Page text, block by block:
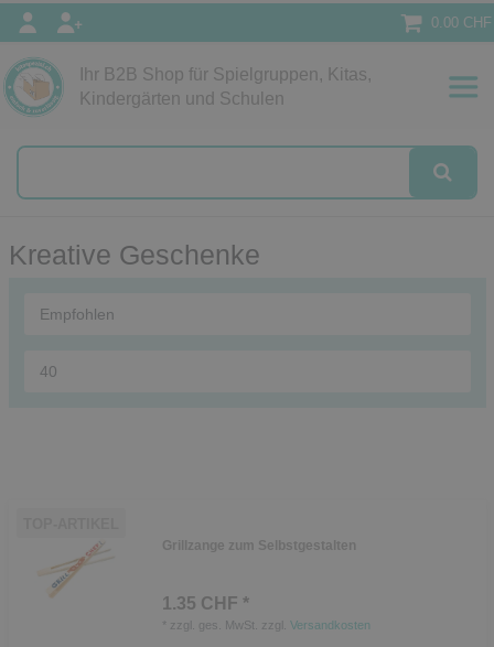
0.00 CHF
Ihr B2B Shop für Spielgruppen, Kitas,
Kindergärten und Schulen
Papeterie
Kreative Geschenke
Grillzange zum Selbstgestalten
1.35 CHF *
zzgl. ges. MwSt. zzgl. Versandkosten